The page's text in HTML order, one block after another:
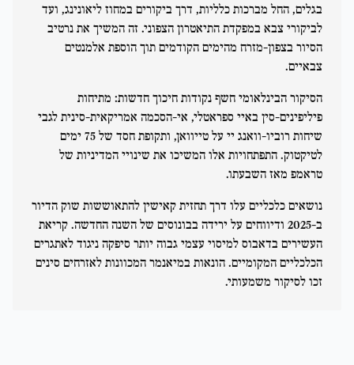
בגלים, החל מברכות כלליות, דרך ביקורים במחוז ליאונינג, ועד
לביקורי צבא במפקדת התיאטרון הצפוני. זה המשיך את נרטיב
הסיור בצפון-מזרח מהימים הקודמים תוך הוספת אלמנטים
צבאיים.
הסיקור הבינלאומי חשף נקודות חיכוך חדשות: מתיחות
פיליפינים-סין באיי ספראטלי, אי-הסכמה אמריקאית-סינית לגבי
שיחות רוביו-וואנג יי על טייוואן, ותקופת חסד של 75 ימים
לטיקטוק. התפתחויות אלו המשיכו את שינויי המדיניות של
טראמפ מאז השבעתו.
נושאים כלכליים עלו דרך תחזית קאישין להתאוששות שוק הדיור
ב-2025 ודיווחים על ירידה בבונוסים של השנה החדשה. קריאת
העשירים בדאבוס למיסוי עצמי גבוה יותר סיפקה ניגוד לאתגרים
הכלכליים המקומיים. הונאות במיאנמר המכוונות לאזרחים סינים
זכו לסיקור משמעותי.